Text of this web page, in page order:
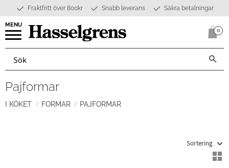
Meny
Fraktfritt över 800kr Snabb leverans Säkra betalningar
0
Pajformar
I KÖKET FORMAR PAJFORMAR